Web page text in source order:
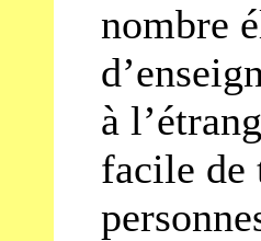
nombre
à
facile de